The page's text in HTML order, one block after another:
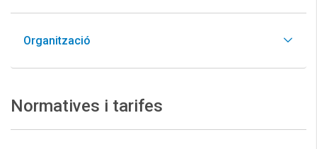
Organització
Normatives i tarifes